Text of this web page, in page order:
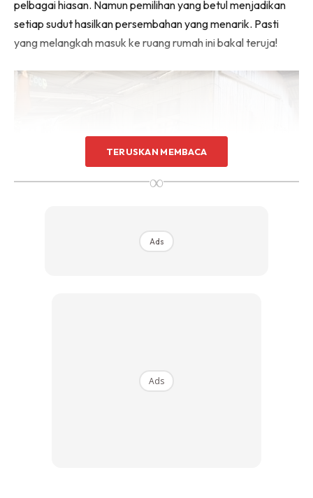
pelbagai hiasan. Namun pemilihan yang betul menjadikan
setiap sudut hasilkan persembahan yang menarik. Pasti
yang melangkah masuk ke ruang rumah ini bakal teruja!
TERUSKAN MEMBACA
∞
Ads
Ads